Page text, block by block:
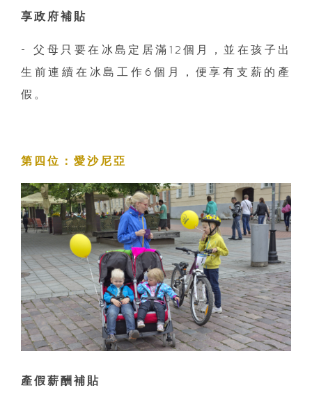
享政府補貼
- 父母只要在冰島定居滿12個月，並在孩子出
生前連續在冰島工作6個月，便享有支薪的產
假。
第四位：愛沙尼亞
產假薪酬補貼